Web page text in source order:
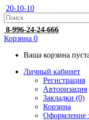
20-10-10
8-996-24-24-666
Корзина 0
Ваша корзина
Личный кабинет
Регистрация
Авторизация
Закладки (0)
Корзина
Оформление